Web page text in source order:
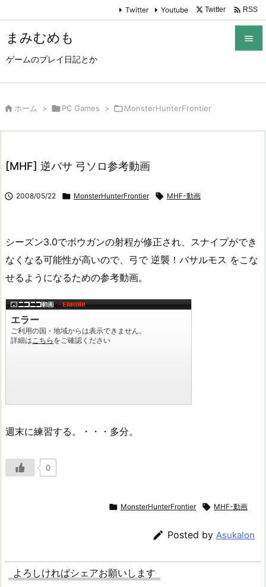
まみむめも
ゲームのプレイ日記とか

Twitter Youtube Twitter  RSS
 ホーム > PC Games > MonsterHunterFrontier
[MHF] 逆バサ 弓ソロ参考動画
 2008/05/22  MonsterHunterFrontier  MHF-動画
シーズン3.0でボウガンの射程が修正され、スナイプができ
なくなる可能性が高いので、弓で 逆襲！バサルモス をこな
せるようになるための参考動画。
週末に練習する。・・・多分。
0
 MonsterHunterFrontier  MHF-動画
 Posted by Asukalon
よろしければシェアお願いします